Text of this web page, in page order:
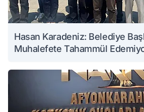
Hasan Karadeniz: Belediye
Muhalefete Tahammül